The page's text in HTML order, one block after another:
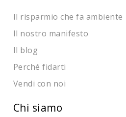
Il risparmio che fa ambiente
Il nostro manifesto
Il blog
Perché fidarti
Vendi con noi
Chi siamo